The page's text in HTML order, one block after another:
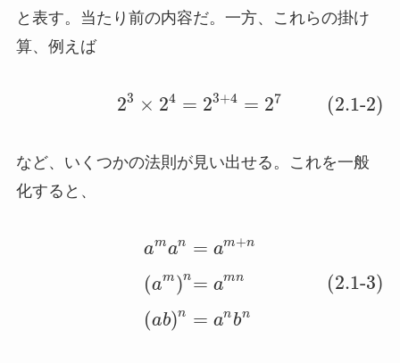
と表す。当たり前の内容だ。一方、これらの掛け
算、例えば
23 × 24 = 23+4 = 27 (2.1-2)
など、いくつかの法則が見い出せる。これを一般
化すると、
aman
(am )n
(ab)n
= am+n
= amn
= an bn
(2.1-3)